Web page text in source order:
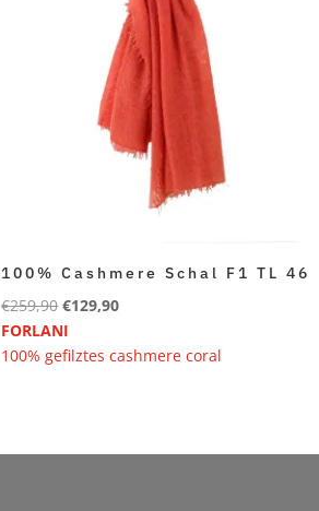
100% Cashmere Schal F1 TL 46
€259,90Ursprünglicher
Preis
war:
€129,90Aktueller
ist:
FORLANI
100% gefilztes cashmere coral